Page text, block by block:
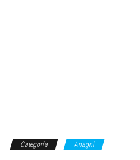
Categoria Anagni